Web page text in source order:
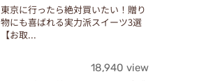
東京に行ったら絶対買いたい！贈り
物にも喜ばれる実力派スイーツ3選
【お取...
18,940 view